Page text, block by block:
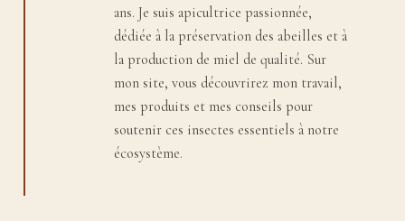
ans. Je suis apicultrice passionnée,
dédiée à la préservation des abeilles et à
la production de miel de qualité. Sur
mon site, vous découvrirez mon travail,
mes produits et mes conseils pour
soutenir ces insectes essentiels à notre
écosystème.